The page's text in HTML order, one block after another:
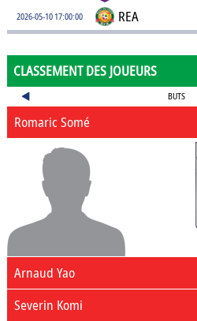
2026-05-10 17:00:00 REA
CLASSEMENT DES JOUEURS
BUTS
Romaric Somé
Arnaud Yao
Severin Komi